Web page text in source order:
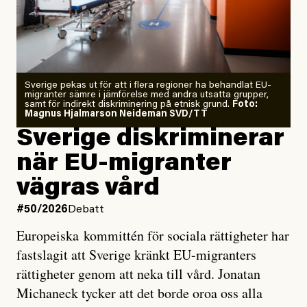
Årets El Niño kan bli den
starkaste som uppmätts
Zeke Hausfather är chockad igen efter att ha
analyserat hur de olika klimatmodellerna bedömer
läget för hur den begynnande El Niño-händelsen ska
utveckla sig. El Niño är ett återkommande
väderfenomen som uppstår när havsvattnet i delar av
Stilla havet blir ovanligt varmt. Det påverkar vädret
över stora delar av världen och under
forskare allt oftare varnat för att den här El Niñon
Det verkar vara en underdrift, menar nu Zeke
Hausfather.
Sverige pekas ut för att i flera regioner ha behandlat EU-
migranter sämre i jämförelse med andra utsatta grupper,
samt för indirekt diskriminering på etnisk grund. Foto:
Magnus Hjalmarson Neideman SVD/TT
Sverige diskriminerar
när EU-migranter
vägras vård
#50/2026 Debatt
Europeiska kommittén för sociala rättigheter har
fastslagit att Sverige kränkt EU-migranters
rättigheter genom att neka till vård. Jonatan
Michaneck tycker att det borde oroa oss alla